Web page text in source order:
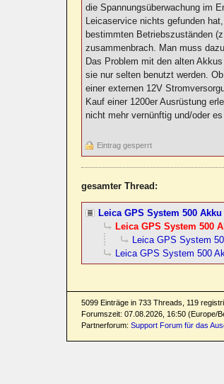
die Spannungsüberwachung im
Leicaservice nichts gefunden
bestimmten Betriebszuständen
zusammenbrach. Man muss
Das Problem mit den alten
sie nur selten benutzt werden.
einer externen 12V
Kauf einer 1200er Ausrüstung
nicht mehr vernünftig und/oder
Eintrag gesperrt
gesamter Thread:
Leica GPS System 500
Leica GPS System 500
Leica GPS System
Leica GPS System 500
5099 Einträge in 733 Threads, 119
Forumszeit: 07.08.2026, 16:50 (Europe/
Partnerforum:Support Forum für das